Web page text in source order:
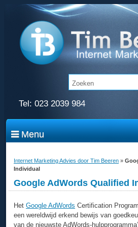
Tel: 023 2039 984
Menu
Internet Marketing Advies door Tim Beeren »
Individual
Google AdWords Qualified
Het Google AdWords Certification
een wereldwijd erkend bewijs van
van de nieuwste AdWords-